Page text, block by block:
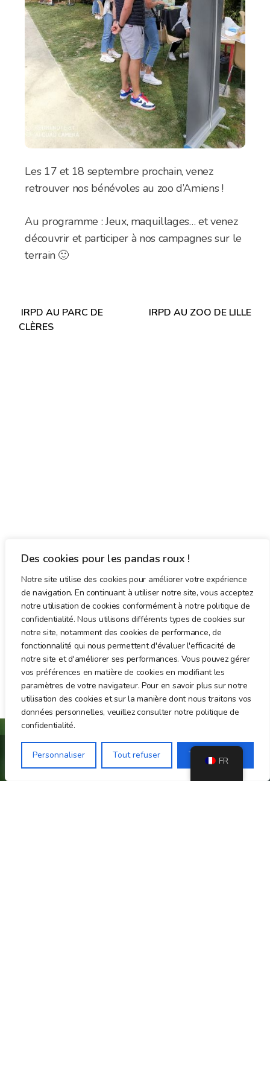
Des cookies pour les pandas roux !
Notre site utilise des cookies pour améliorer votre expérience
de navigation. En continuant à utiliser notre site, vous acceptez
notre utilisation de cookies conformément à notre politique de
confidentialité. Nous utilisons différents types de cookies sur
notre site, notamment des cookies de performance, de
fonctionnalité qui nous permettent d'évaluer l'efficacité de
notre site et d'améliorer ses performances. Vous pouvez gérer
vos préférences en matière de cookies en modifiant les
paramètres de votre navigateur. Pour en savoir plus sur notre
utilisation des cookies et sur la manière dont nous traitons vos
données personnelles, veuillez consulter notre politique de
confidentialité.
Personnaliser Tout refuser Tout accepter
Les 17 et 18 septembre prochain, venez
retrouver nos bénévoles au zoo d’Amiens !
Au programme : Jeux, maquillages… et venez
découvrir et participer à nos campagnes sur le
terrain 🙂
Navigation
de
IRPD AU PARC DE
CLÈRES
IRPD AU ZOO DE LILLE
Association loi 1901 de sensibilisation et de
FR